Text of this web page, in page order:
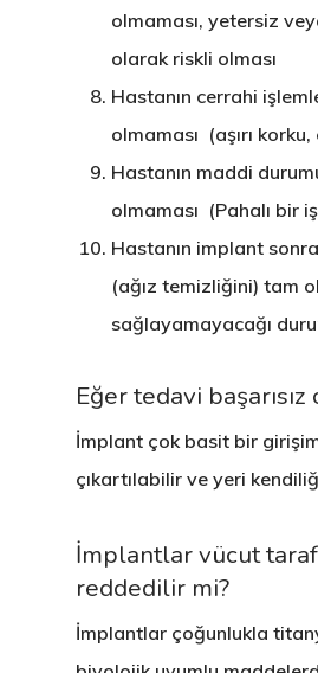
olmaması, yetersiz
olarak riskli olması
Hastanın cerrahi
olmaması (aşırı korku,
Hastanın maddi
olmaması (Pahalı bir
Hastanın implant
(ağız temizliğini) tam
sağlayamayacağı
Eğer tedavi
İmplant çok basit bir
çıkartılabilir ve yeri
İmplantlar vücut
reddedilir mi?
İmplantlar çoğunlukla